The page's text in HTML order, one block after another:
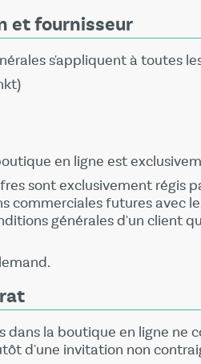
et fournisseur
s'appliquent à toutes
en ligne est
sont exclusivement régis
commerciales futures avec
générales d'un client
dans la boutique en ligne
d'une invitation non